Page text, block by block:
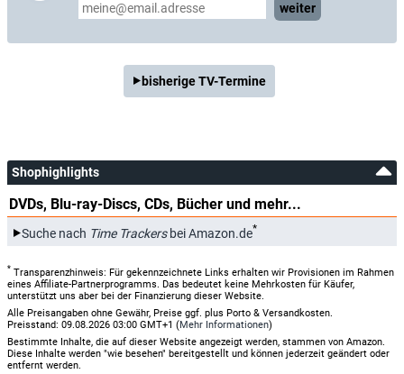
weiter
bisherige TV-Termine
Shophighlights
DVDs, Blu-ray-Discs, CDs, Bücher und mehr...
Suche nach Time Trackersbei Amazon.de*
* Transparenzhinweis: Für gekennzeichnete Links erhalten wir Provisionen im Rahmen
eines Affiliate-Partnerprogramms. Das bedeutet keine Mehrkosten für Käufer,
unterstützt uns aber bei der Finanzierung dieser Website.
Alle Preisangaben ohne Gewähr, Preise ggf. plus Porto & Versandkosten.
Preisstand: 09.08.2026 03:00 GMT+1 (Mehr Informationen)
Bestimmte Inhalte, die auf dieser Website angezeigt werden, stammen von Amazon.
Diese Inhalte werden "wie besehen" bereitgestellt und können jederzeit geändert oder
entfernt werden.